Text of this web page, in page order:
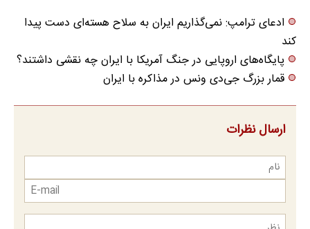
ادعای ترامپ: نمی‌گذاریم ایران به سلاح هسته‌ای دست پیدا
کند
پایگاه‌های اروپایی در جنگ آمریکا با ایران چه نقشی داشتند؟
قمار بزرگ جی‌دی ونس در مذاکره با ایران
ارسال نظرات